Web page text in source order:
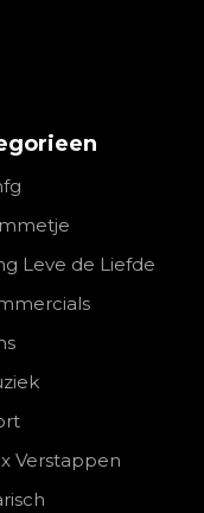
Leve de Liefde
Verstappen